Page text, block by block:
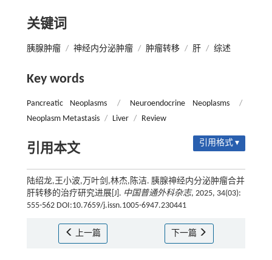
关键词
胰腺肿瘤 / 神经内分泌肿瘤 / 肿瘤转移 / 肝 / 综述
Key words
Pancreatic Neoplasms / Neuroendocrine Neoplasms
/
Neoplasm Metastasis / Liver / Review
引用本文 引用格式 ▾
陆绍龙,王小波,万叶剑,林杰,陈洁. 胰腺神经内分泌肿瘤合并
肝转移的治疗研究进展[J]. 中国普通外科杂志, 2025, 34(03):
555-562 DOI:10.7659/j.issn.1005-6947.230441
上一篇 下一篇